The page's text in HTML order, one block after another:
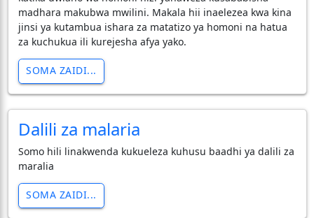
madhara makubwa mwilini. Makala hii inaelezea kwa kina
jinsi ya kutambua ishara za matatizo ya homoni na hatua
za kuchukua ili kurejesha afya yako.
SOMA ZAIDI...
Dalili za malaria
Somo hili linakwenda kukueleza kuhusu baadhi ya dalili za
maralia
SOMA ZAIDI...